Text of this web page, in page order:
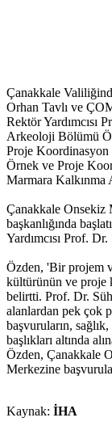
Çanakkale
Orhan Tavlı ve
Rektör Yardımcısı
Arkeoloji Bölümü
Proje
Örnek ve Proje
Marmara Kalkınma
Çanakkale Onsekiz
başkanlığında
Yardımcısı Prof.
Özden, 'Bir projem
kültürünün ve proje
belirtti. Prof. Dr.
alanlardan pek çok
başvuruların,
başlıkları altında
Özden, Çanakkale
Merkezine
Kaynak: İHA